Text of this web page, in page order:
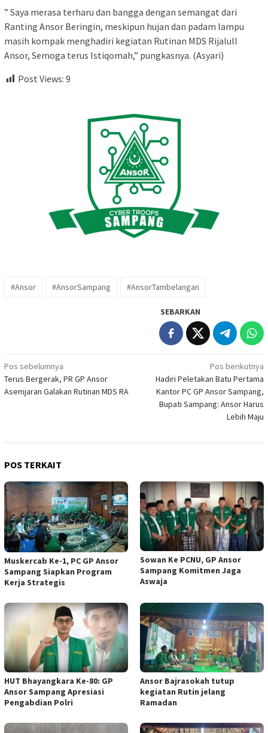
” Saya merasa terharu dan bangga dengan semangat dari
Ranting Ansor Beringin, meskipun hujan dan padam lampu
masih kompak menghadiri kegiatan Rutinan MDS Rijalull
Ansor, Semoga terus Istiqomah,” pungkasnya. (Asyari)
Post Views: 9
#Ansor #AnsorSampang #AnsorTambelangan
SEBARKAN
Navigasi
pos
Pos sebelumnya
Terus Bergerak, PR GP Ansor
Asemjaran Galakan Rutinan MDS RA
Pos berikutnya
Hadiri Peletakan Batu Pertama
Kantor PC GP Ansor Sampang,
Bupati Sampang: Ansor Harus
Lebih Maju
POS TERKAIT
Muskercab Ke-1, PC GP Ansor
Sampang Siapkan Program
Kerja Strategis
Sowan Ke PCNU, GP Ansor
Sampang Komitmen Jaga
Aswaja
HUT Bhayangkara Ke-80: GP
Ansor Sampang Apresiasi
Pengabdian Polri
Ansor Bajrasokah tutup
kegiatan Rutin jelang
Ramadan